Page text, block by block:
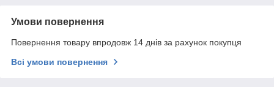
Умови повернення
Повернення товару впродовж 14 днів за рахунок покупця
Всі умови повернення